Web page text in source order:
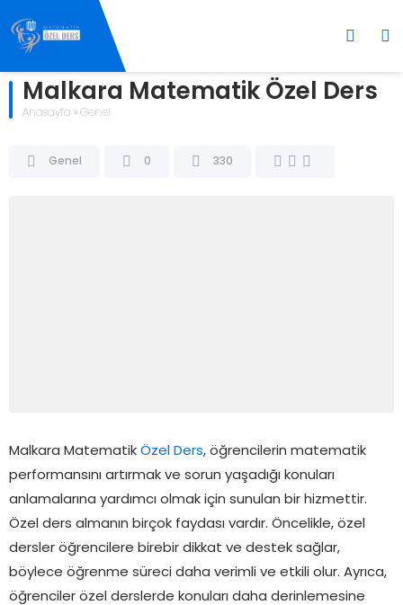
Malkara Matematik Özel Ders
Anasayfa » Genel
Genel 0 330
Malkara Matematik Özel Ders, öğrencilerin matematik
performansını artırmak ve sorun yaşadığı konuları
anlamalarına yardımcı olmak için sunulan bir hizmettir.
Özel ders almanın birçok faydası vardır. Öncelikle, özel
dersler öğrencilere birebir dikkat ve destek sağlar,
böylece öğrenme süreci daha verimli ve etkili olur. Ayrıca,
öğrenciler özel derslerde konuları daha derinlemesine